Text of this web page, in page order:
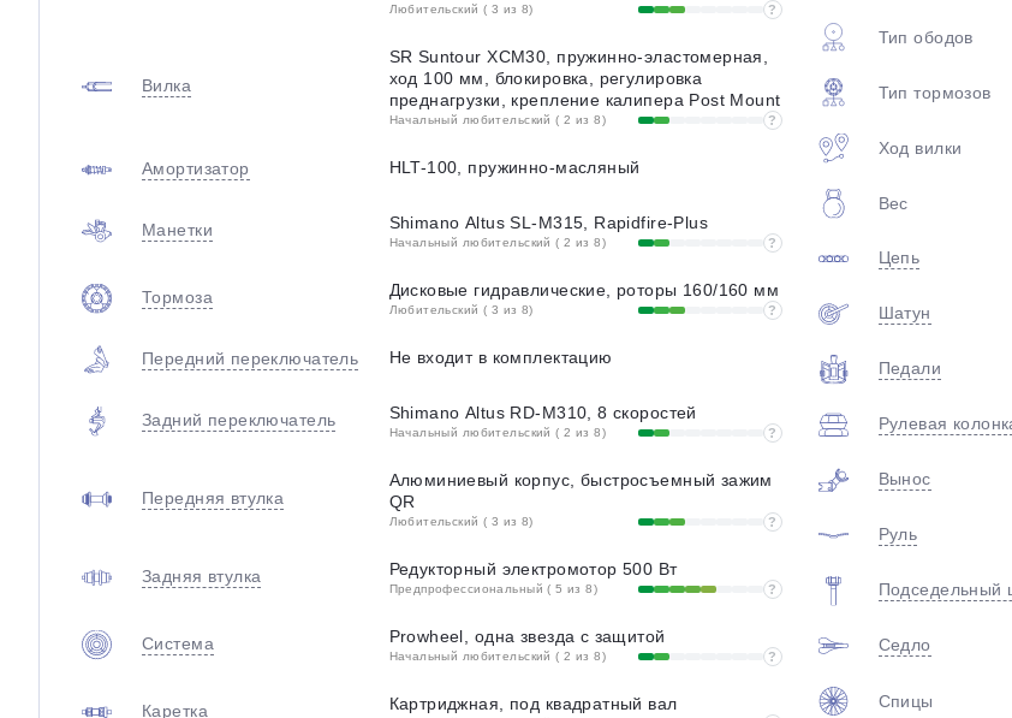
Любительский ( 3 из 8) ?
Вилка
SR Suntour XCM30, пружинно-эластомерная,
ход 100 мм, блокировка, регулировка
преднагрузки, крепление калипера Post Mount
Начальный любительский ( 2 из 8) ?
Амортизатор HLT-100, пружинно-масляный
Манетки Shimano Altus SL-M315, Rapidfire-Plus
Начальный любительский ( 2 из 8) ?
Тормоза Дисковые гидравлические, роторы 160/160 мм
Любительский ( 3 из 8) ?
Передний переключатель Не входит в комплектацию
Задний переключатель Shimano Altus RD-M310, 8 скоростей
Начальный любительский ( 2 из 8) ?
Передняя втулка
Алюминиевый корпус, быстросъемный зажим
QR
Любительский ( 3 из 8) ?
Задняя втулка Редукторный электромотор 500 Вт
Предпрофессиональный ( 5 из 8) ?
Система Prowheel, одна звезда с защитой
Начальный любительский ( 2 из 8) ?
Каретка Картриджная, под квадратный вал
Тип ободов
Тип тормозов
Ход вилки
Вес
Цепь
Шатун
Педали
Рулевая
Вынос
Руль
Подседельный
Седло
Спицы